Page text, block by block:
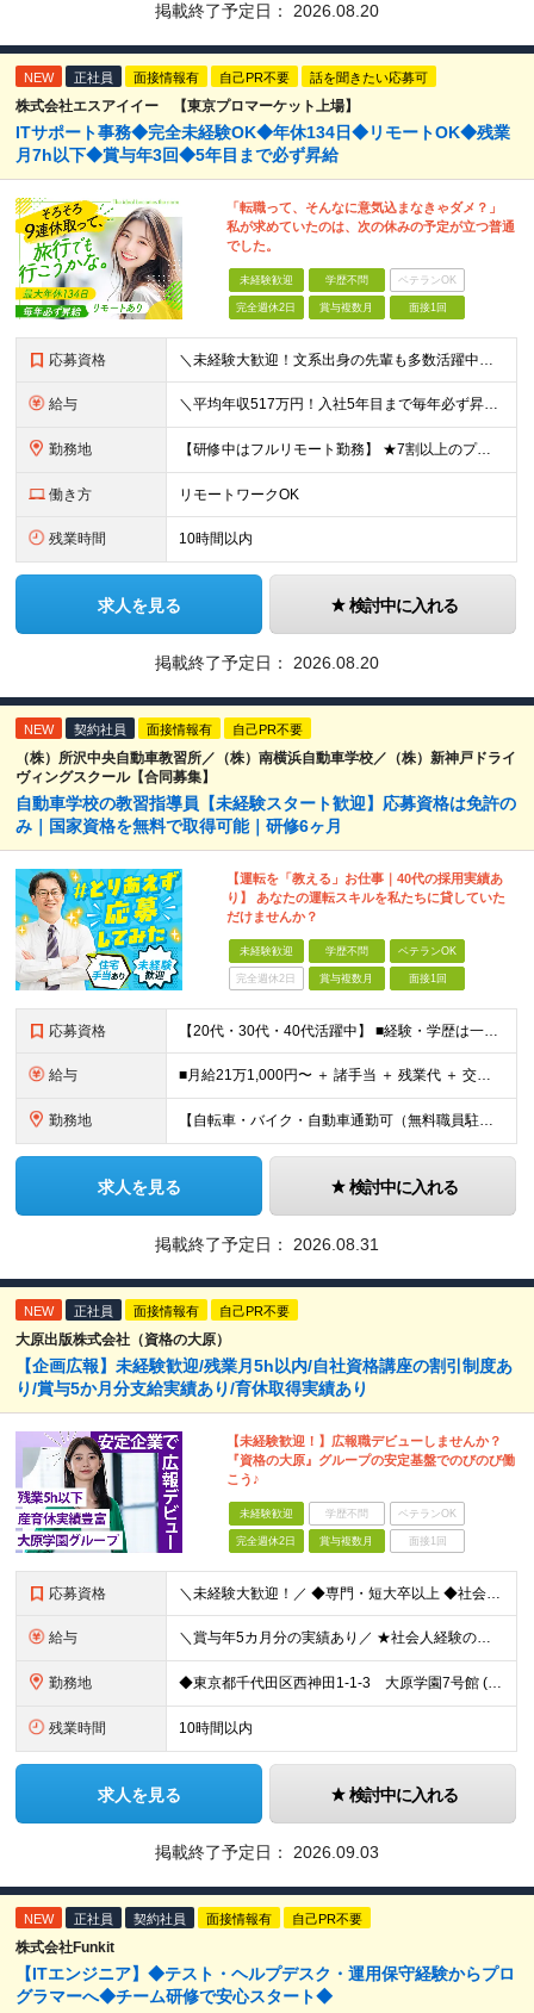
掲載終了予定日： 2026.08.20
NEW 正社員 面接情報有 自己PR不要 話を聞きたい応募可
株式会社エスアイイー 【東京プロマーケット上場】
ITサポート事務◆完全未経験OK◆年休134日◆リモートOK◆残業
月7h以下◆賞与年3回◆5年目まで必ず昇給
「転職って、そんなに意気込まなきゃダメ？」
私が求めていたのは、次の休みの予定が立つ普通
でした。
未経験歓迎 学歴不問 ベテランOK
完全週休2日 賞与複数月 面接1回
応募資格 ＼未経験大歓迎！文系出身の先輩も多数活躍中／ ◆PCスキルに自信のない方も歓迎 ◆完全未経験OK ◆社会人デビューもOK ◆学歴不問 ＊*こんなアナタにオススメです*＊ ◇事務職に興味があるが、給与
給与 ＼平均年収517万円！入社5年目まで毎年必ず昇給／ ■賞与年3回 ■年収800万円以上も可 ■入社3年以上の平均年収469.2万円 月給23万2000円以上＋賞与年3回＋各種手当 ☆入社5年目まで最
勤務地 【研修中はフルリモート勤務】 ★7割以上のプロジェクトでリモートワークを導入 ★一都三県のプロジェクト先 ★転居を伴う転勤なし ＜プロジェクト先＞ 東京・神奈川・千葉・埼玉でのプロジェクト先にて勤務
働き方 リモートワークOK
残業時間 10時間以内
求人を見る 検討中に入れる
掲載終了予定日： 2026.08.20
NEW 契約社員 面接情報有 自己PR不要
（株）所沢中央自動車教習所／（株）南横浜自動車学校／（株）新神戸ドライ
ヴィングスクール【合同募集】
自動車学校の教習指導員【未経験スタート歓迎】応募資格は免許の
み｜国家資格を無料で取得可能｜研修6ヶ月
【運転を「教える」お仕事｜40代の採用実績あ
り】 あなたの運転スキルを私たちに貸していた
だけませんか？
未経験歓迎 学歴不問 ベテランOK
完全週休2日 賞与複数月 面接1回
応募資格 【20代・30代・40代活躍中】 ■経験・学歴は一切不問 ■普通自動車免許※AT限定の方も応募OK！ ■勉強することに抵抗感の少ない方（※入社後、資格取得を目指していただくためです） 前職がタクシー
給与 ■月給21万1,000円〜 ＋ 諸手当 ＋ 残業代 ＋ 交通費 ※上記はあくまでスタート時の基本給です ※残業代は別途全額支給します ※試用期間6ヶ月あり（期間中の待遇変更なし） 【資格取得後（入社
勤務地 【自転車・バイク・自動車通勤可（無料職員駐車場あり）】 ◎目の前が海で、夏には近くの花火が打ちあがるのも見えます ◆神奈川県横浜市金沢区福浦3-11-1 (変更の範囲)上記を除く当社関連勤務地
求人を見る 検討中に入れる
掲載終了予定日： 2026.08.31
NEW 正社員 面接情報有 自己PR不要
大原出版株式会社（資格の大原）
【企画広報】未経験歓迎/残業月5h以内/自社資格講座の割引制度あ
り/賞与5か月分支給実績あり/育休取得実績あり
【未経験歓迎！】広報職デビューしませんか？
『資格の大原』グループの安定基盤でのびのび働
こう♪
未経験歓迎 学歴不問 ベテランOK
完全週休2日 賞与複数月 面接1回
応募資格 ＼未経験大歓迎！／ ◆専門・短大卒以上 ◆社会人経験がある方 いろいろやってみたい！という意欲があればOK◎
給与 ＼賞与年5カ月分の実績あり／ ★社会人経験の年数に応じて給与アップ！ ★実績に応じたベースアップも年1回実施しています ★資格等をお持ちの方は、月給40万円可能！ 【想定年収】400～800万円
勤務地 ◆東京都千代田区西神田1-1-3 大原学園7号館 (変更の範囲)上記を除く当社関連勤務地
残業時間 10時間以内
求人を見る 検討中に入れる
掲載終了予定日： 2026.09.03
NEW 正社員 契約社員 面接情報有 自己PR不要
株式会社Funkit
【ITエンジニア】◆テスト・ヘルプデスク・運用保守経験からプロ
グラマーへ◆チーム研修で安心スタート◆